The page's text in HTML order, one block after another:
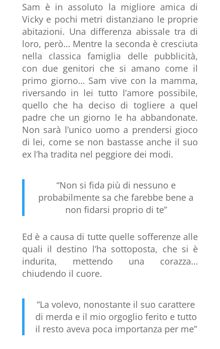
Sam è in assoluto la migliore amica di
Vicky e pochi metri distanziano le proprie
abitazioni. Una differenza abissale tra di
loro, però… Mentre la seconda è cresciuta
nella classica famiglia delle pubblicità,
con due genitori che si amano come il
primo giorno… Sam vive con la mamma,
riversando in lei tutto l’amore possibile,
quello che ha deciso di togliere a quel
padre che un giorno le ha abbandonate.
Non sarà l’unico uomo a prendersi gioco
di lei, come se non bastasse anche il suo
ex l’ha tradita nel peggiore dei modi.
“Non si fida più di nessuno e
probabilmente sa che farebbe bene a
non fidarsi proprio di te”
Ed è a causa di tutte quelle sofferenze alle
quali il destino l’ha sottoposta, che si è
indurita, mettendo una corazza…
chiudendo il cuore.
“La volevo, nonostante il suo carattere
di merda e il mio orgoglio ferito e tutto
il resto aveva poca importanza per me”